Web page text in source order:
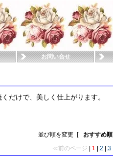
お問い合せ
だけで、美しく仕上がります。
並び順を変更 [ おすすめ順
≪前のページ 1 2 3